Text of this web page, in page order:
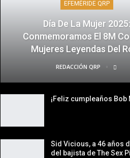
EFEMÉRIDE QRP
Día De La Mujer 2025:
Conmemoramos El 8M
Mujeres Leyendas Del
REDACCIÓN QRP
¡Feliz cumpleaños Bob
Sid Vicious, a 46 años
del bajista de The Sex